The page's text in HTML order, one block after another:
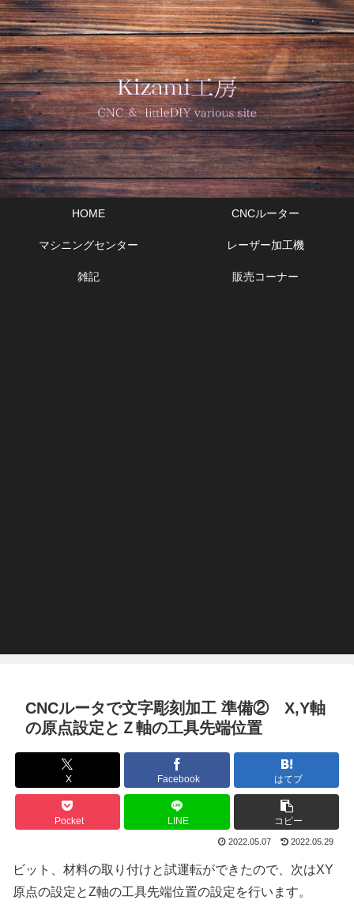
HOME CNCルーター
マシニングセンター レーザー加工機
雑記 販売コーナー
CNCルータで文字彫刻加工 準備② X,Y軸
の原点設定とＺ軸の工具先端位置
X Facebook はてブ
Pocket LINE コピー
2022.05.07 2022.05.29
ビット、材料の取り付けと試運転ができたので、次はXY
原点の設定とZ軸の工具先端位置の設定を行います。